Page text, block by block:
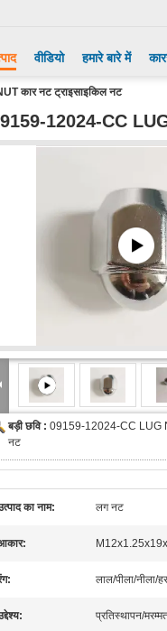
वीडियो हमारे बारे में
कार नट ट्राइसाइकिल नट
12024-CC
बड़ी छवि : 09159-12024-CC LUG
नट
का नाम: लग नट
लाल/पीला/नीला/
प्रतिस्थापन/